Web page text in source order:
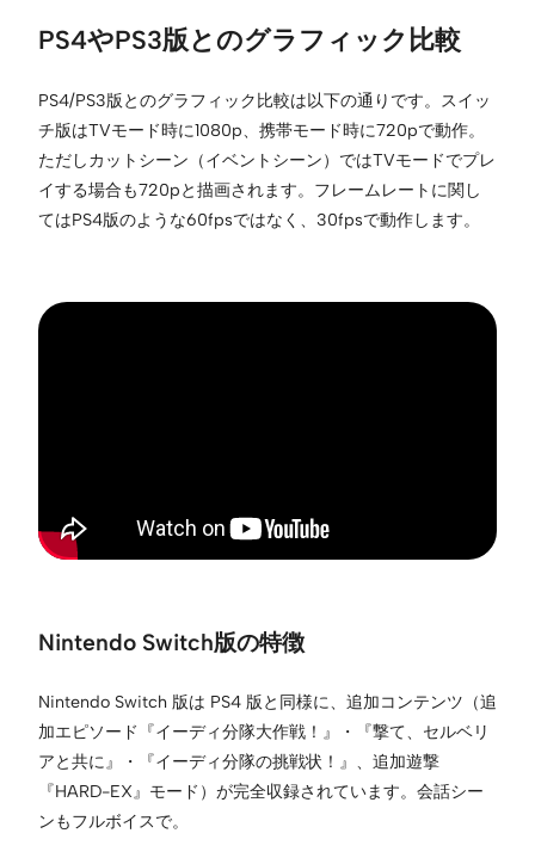
PS4やPS3版とのグラフィック比較
PS4/PS3版とのグラフィック比較は以下の通りです。スイッ
チ版はTVモード時に1080p、携帯モード時に720pで動作。
ただしカットシーン（イベントシーン）ではTVモードでプレ
イする場合も720pと描画されます。フレームレートに関し
てはPS4版のような60fpsではなく、30fpsで動作します。
Nintendo Switch版の特徴
Nintendo Switch 版は PS4 版と同様に、追加コンテンツ（追
加エピソード『イーディ分隊大作戦！』・『撃て、セルベリ
アと共に』・『イーディ分隊の挑戦状！』、追加遊撃
『HARD-EX』モード）が完全収録されています。会話シー
ンもフルボイスで。